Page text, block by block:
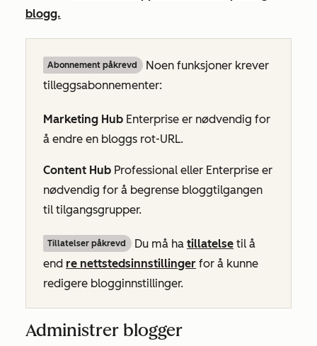
blogg.
Abonnement påkrevd
Noen funksjoner krever
tilleggsabonnementer:
Marketing Hub Enterprise er nødvendig for
å endre en bloggs rot-URL.
Content Hub Professional eller Enterprise er
nødvendig for å begrense bloggtilgangen
til tilgangsgrupper.
Tillatelser påkrevd Du må ha tillatelse til å
end re nettstedsinnstillinger for å kunne
redigere blogginnstillinger.
Administrer blogger